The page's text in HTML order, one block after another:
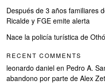
Después de 3 años familiares
Ricalde y FGE emite alerta
Nace la policía turística de
RECENT COMMENTS
leonardo daniel en Pedro A.
abandono por parte de Alex